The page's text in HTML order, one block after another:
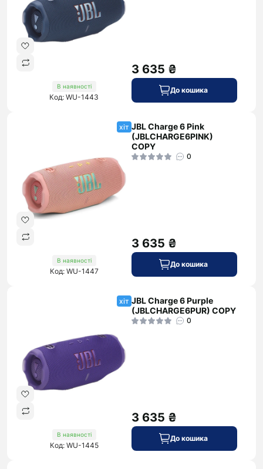
В наявності
Код: WU-1443
3 635 ₴
До кошика
хіт
В наявності
Код: WU-1447
JBL Charge 6 Pink
(JBLCHARGE6PINK)
COPY
0
3 635 ₴
До кошика
хіт
В наявності
Код: WU-1445
JBL Charge 6 Purple
(JBLCHARGE6PUR) COPY
0
3 635 ₴
До кошика